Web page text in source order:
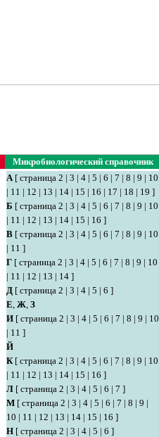
Микробиологический справочник
А[ страница 2 | 3 | 4 | 5 | 6 | 7 | 8 | 9 | 10
| 11 | 12 | 13 | 14 | 15 | 16 | 17 | 18 | 19 ]
Б [ страница 2 | 3 | 4 | 5 | 6 | 7 | 8 | 9 | 10
| 11 | 12 | 13 | 14 | 15 | 16 ]
В [ страница 2 | 3 | 4 | 5 | 6 | 7 | 8 | 9 | 10
| 11 ]
Г [ страница 2 | 3 | 4 | 5 | 6 | 7 | 8 | 9 | 10
| 11 | 12 | 13 | 14 ]
Д [ страница 2 | 3 | 4 | 5 | 6 ]
Е, Ж, З
И [ страница 2 | 3 | 4 | 5 | 6 | 7 | 8 | 9 | 10
| 11 ]
Й
К[ страница 2 | 3 | 4 | 5 | 6 | 7 | 8 | 9 | 10
| 11 | 12 | 13 | 14 | 15 | 16 ]
Л [ страница 2 | 3 | 4 | 5 | 6 | 7 ]
М [ страница 2 | 3 | 4 | 5 | 6 | 7 | 8 | 9 |
10 | 11 | 12 | 13 | 14 | 15 | 16 ]
Н [ страница 2 | 3 | 4 | 5 | 6 ]